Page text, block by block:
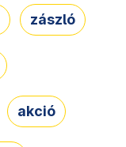
zászló
akció